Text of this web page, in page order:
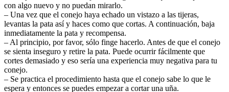
con algo nuevo y no puedan mirarlo.
– Una vez que el conejo haya echado un vistazo a las tijeras,
levantas la pata así y haces como que cortas. A continuación, baja
inmediatamente la pata y recompensa.
– Al principio, por favor, sólo finge hacerlo. Antes de que el conejo
se sienta inseguro y retire la pata. Puede ocurrir fácilmente que
cortes demasiado y eso sería una experiencia muy negativa para tu
conejo.
– Se practica el procedimiento hasta que el conejo sabe lo que le
espera y entonces se puedes empezar a cortar una uña.